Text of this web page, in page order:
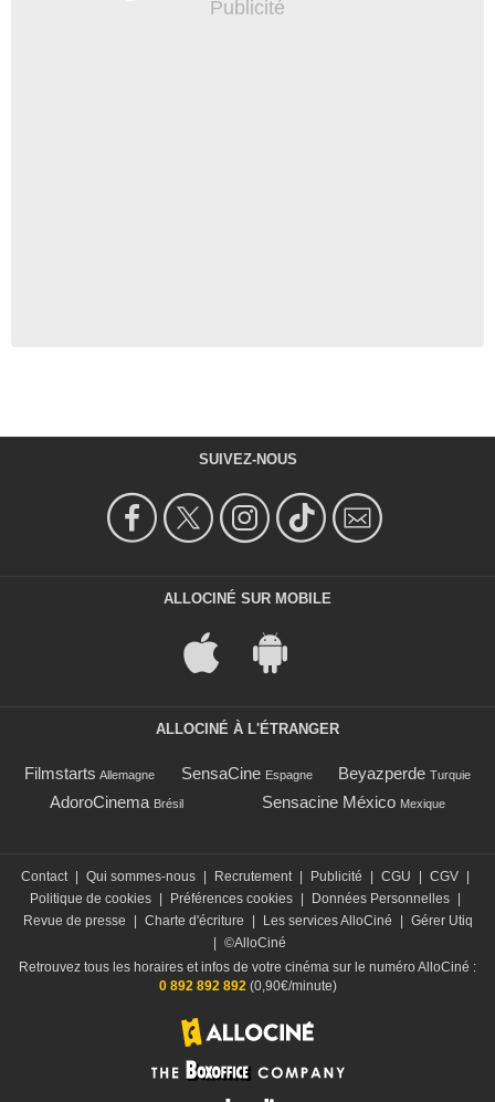
SUIVEZ-NOUS
ALLOCINÉ SUR MOBILE
ALLOCINÉ À L'ÉTRANGER
Filmstarts Allemagne SensaCine Espagne Beyazperde Turquie
AdoroCinema Brésil Sensacine México Mexique
Contact Qui sommes-nous Recrutement Publicité CGU CGV
Politique de cookies
Préférences cookies Données Personnelles
Revue de presse
Charte d'écriture Les services AlloCiné
Gérer Utiq
©AlloCiné
Retrouvez tous les horaires et infos de votre cinéma sur le numéro AlloCiné :
0 892 892 892(0,90€/minute)